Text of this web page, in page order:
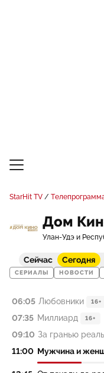
StarHit TV
Дом
Улан-Удэ и
Сейчас Сегодня
СЕРИАЛЫ НОВОСТИ
06:05 Любовники 16+
07:35 Миллиард 16+
09:10 За гранью
11:00 Мужчина и